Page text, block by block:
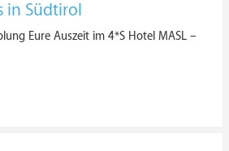
in Südtirol
Eure Auszeit im 4*S Hotel MASL –